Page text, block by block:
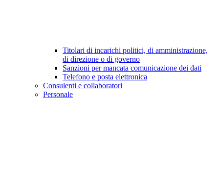
Titolari di incarichi politici, di amministrazione,
di direzione o di governo
Sanzioni per mancata comunicazione dei dati
Telefono e posta elettronica
Consulenti e collaboratori
Personale